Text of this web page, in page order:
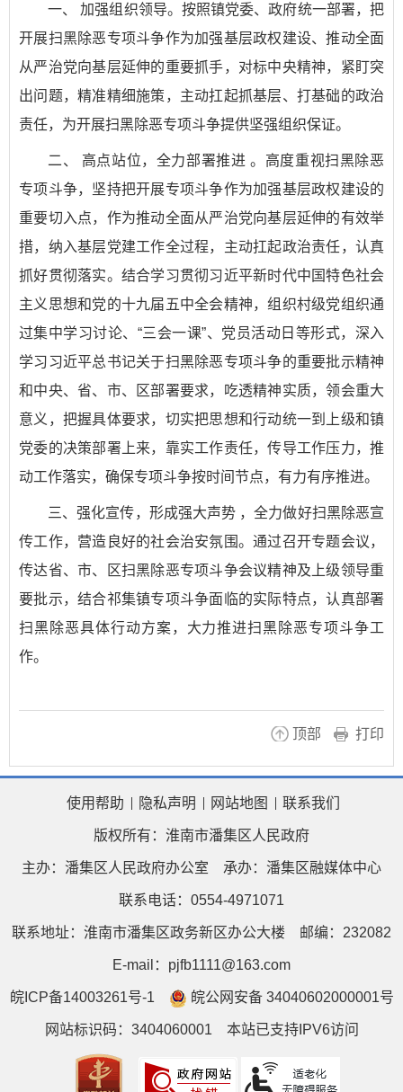
一、 加强组织领导。按照镇党委、政府统一部署，把
开展扫黑除恶专项斗争作为加强基层政权建设、推动全面
从严治党向基层延伸的重要抓手，对标中央精神，紧盯突
出问题，精准精细施策，主动扛起抓基层、打基础的政治
责任，为开展扫黑除恶专项斗争提供坚强组织保证。
二、 高点站位，全力部署推进 。高度重视扫黑除恶
专项斗争，坚持把开展专项斗争作为加强基层政权建设的
重要切入点，作为推动全面从严治党向基层延伸的有效举
措，纳入基层党建工作全过程，主动扛起政治责任，认真
抓好贯彻落实。结合学习贯彻习近平新时代中国特色社会
主义思想和党的十九届五中全会精神，组织村级党组织通
过集中学习讨论、“三会一课”、党员活动日等形式，深入
学习习近平总书记关于扫黑除恶专项斗争的重要批示精神
和中央、省、市、区部署要求，吃透精神实质，领会重大
意义，把握具体要求，切实把思想和行动统一到上级和镇
党委的决策部署上来，靠实工作责任，传导工作压力，推
动工作落实，确保专项斗争按时间节点，有力有序推进。
三、强化宣传，形成强大声势 ，全力做好扫黑除恶宣
传工作，营造良好的社会治安氛围。通过召开专题会议，
传达省、市、区扫黑除恶专项斗争会议精神及上级领导重
要批示，结合祁集镇专项斗争面临的实际特点，认真部署
扫黑除恶具体行动方案，大力推进扫黑除恶专项斗争工
作。
顶部 打印
使用帮助 隐私声明 网站地图 联系我们
版权所有：淮南市潘集区人民政府
主办：潘集区人民政府办公室 承办：潘集区融媒体中心
联系电话：0554-4971071
联系地址：淮南市潘集区政务新区办公大楼 邮编：232082
E-mail：pjfb1111@163.com
皖ICP备14003261号-1 皖公网安备 34040602000001号
网站标识码：3404060001 本站已支持IPV6访问